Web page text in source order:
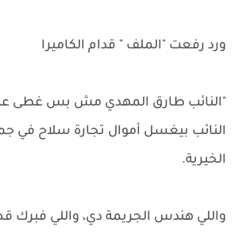
ورد رفعت "الملف " قدام الكاميرا
"النائب طارق المهدي مش بس غطى
النائب بيغسل أموال تجارة سلاح في
الخيرية.
واللي هندس الجريمة دي، واللي فبرك